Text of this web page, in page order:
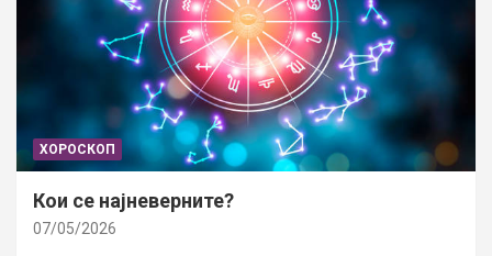
ХОРОСКОП
Кои се најневерните?
07/05/2026